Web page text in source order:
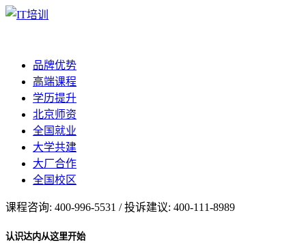
品牌优势
高端课程
学历提升
北京师资
全国就业
大学共建
大厂合作
全国校区
课程咨询: 400-996-5531 / 投诉建议: 400-111-8989
认识达内从这里开始